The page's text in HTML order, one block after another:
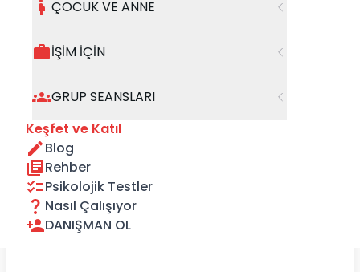
ÇOCUK VE ANNE
İŞİM İÇİN
GRUP SEANSLARI
Keşfet ve Katıl
Blog
Rehber
Psikolojik Testler
Nasıl Çalışıyor
DANIŞMAN OL